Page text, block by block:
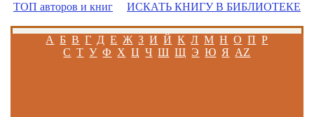
ТОП авторов и книг ИСКАТЬ КНИГУ В БИБЛИОТЕКЕ
А Б В Г Д Е Ж З И Й К Л М Н О П Р
С Т У Ф Х Ц Ч Ш Щ Э Ю Я AZ